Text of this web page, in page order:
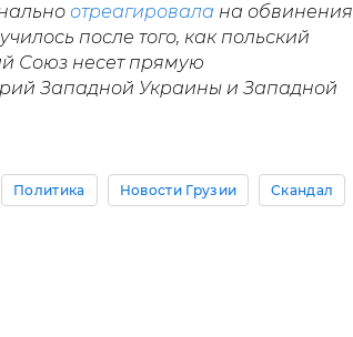
отреагировала на обвинения
после того, как польский
Союз несет прямую
Западной Украины и Западной
Политика Новости Грузии Скандал